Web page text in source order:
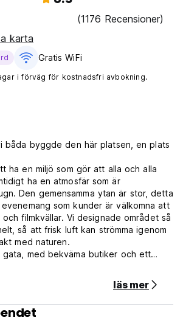
(1176 Recensioner)
karta
Gratis WiFi
i förväg för kostnadsfri avbokning.
båda byggde den här platsen, en plats
ha en miljö som gör att alla och alla
ha en atmosfär som är
Den gemensamma ytan är stor, detta
som kunder är välkomna att
filmkvällar. Vi designade området så
så att frisk luft kan strömma igenom
med naturen.
med bekväma butiker och ett
som Fisherman's Village och har
lokal marknad tvärs över gatan.
och delar trevliga stunder som
läs mer